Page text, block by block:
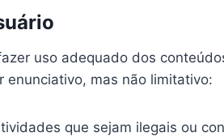
uso adequado dos
enunciativo, mas não limitativo:
que sejam ilegais ou